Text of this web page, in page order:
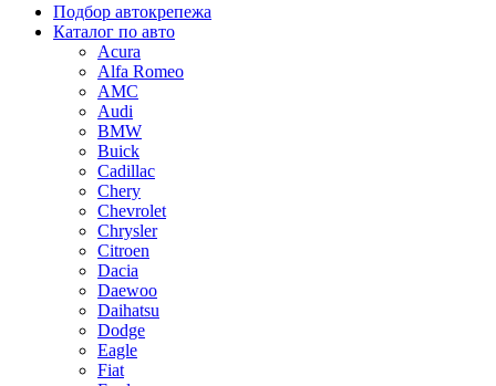
Подбор автокрепежа
Каталог по авто
Acura
Alfa Romeo
AMC
Audi
BMW
Buick
Cadillac
Chery
Chevrolet
Chrysler
Citroen
Dacia
Daewoo
Daihatsu
Dodge
Eagle
Fiat